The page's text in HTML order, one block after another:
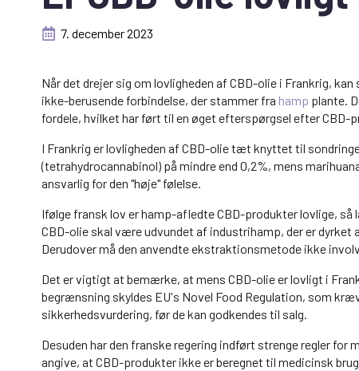
7. december 2023
Når det drejer sig om lovligheden af CBD-olie i Frankrig,
ikke-berusende forbindelse, der stammer fra hamp plante.
fordele, hvilket har ført til en øget efterspørgsel efter CBD-
I Frankrig er lovligheden af CBD-olie tæt knyttet til
(tetrahydrocannabinol) på mindre end 0,2%, mens
ansvarlig for den "høje" følelse.
Ifølge fransk lov er hamp-afledte CBD-produkter lovlige,
CBD-olie skal være udvundet af industrihamp, der er
Derudover må den anvendte ekstraktionsmetode ikke
Det er vigtigt at bemærke, at mens CBD-olie er lovligt i
begrænsning skyldes EU's Novel Food Regulation, som
sikkerhedsvurdering, før de kan godkendes til salg.
Desuden har den franske regering indført strenge regler
angive, at CBD-produkter ikke er beregnet til medicinsk